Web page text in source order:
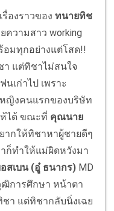
รื่องราวของ ทนายทิช
ความสาว working
อมทุกอย่างแต่โสด!!
แต่ทิชาไม่สนใจ
นเก่าไป เพราะ
ญิงคนแรกของบริษัท
ห้ได้ ขณะที่ คุณนาย
ากให้ทิชาหาผู้ชายดีๆ
ก็ทำให้แม่ผิดหวังมา
สเบน (อู๋ ธนากร) MD
การศึกษา หน้าตา
า แต่ทิชากลับนิ่งเฉย